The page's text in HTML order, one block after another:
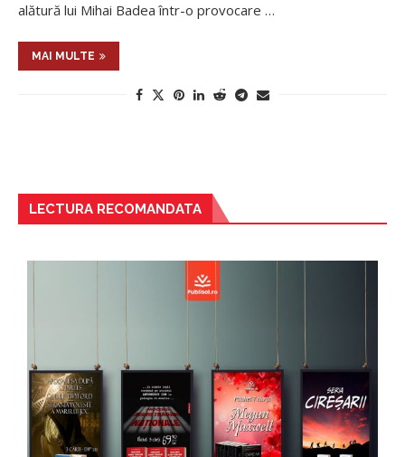
alătură lui Mihai Badea într-o provocare …
MAI MULTE
LECTURA RECOMANDATA